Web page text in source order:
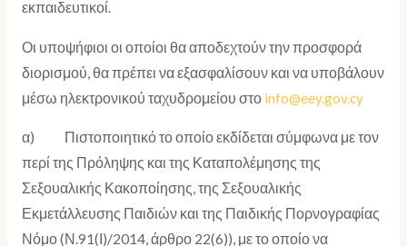
εκπαιδευτικοί.
Οι υποψήφιοι οι οποίοι θα αποδεχτούν την προσφορά
διορισμού, θα πρέπει να εξασφαλίσουν και να υποβάλουν
μέσω ηλεκτρονικού ταχυδρομείου στο info@eey.gov.cy
α) Πιστοποιητικό το οποίο εκδίδεται σύμφωνα με τον
περί της Πρόληψης και της Καταπολέμησης της
Σεξουαλικής Κακοποίησης, της Σεξουαλικής
Εκμετάλλευσης Παιδιών και της Παιδικής Πορνογραφίας
Νόμο (Ν.91(Ι)/2014, άρθρο 22(6)), με το οποίο να